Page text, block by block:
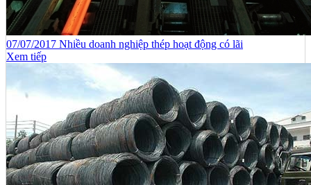
07/07/2017 Nhiều doanh nghiệp thép hoạt động có lãi
Xem tiếp